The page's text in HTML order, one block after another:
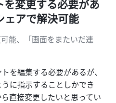
変更する必要があ
ェアで解決可能
能、「画面をまたいだ連
を編集する必要があるが、
に指示することしかでき
直接変更したいと思ってい